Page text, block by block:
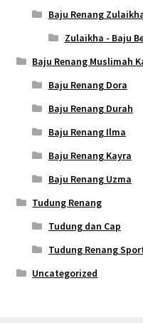
Baju Renang
Zulaikha - Baju
Baju Renang Muslimah
Baju Renang Dora
Baju Renang Durah
Baju Renang Ilma
Baju Renang Kayra
Baju Renang Uzma
Tudung Renang
Tudung dan Cap
Tudung Renang
Uncategorized